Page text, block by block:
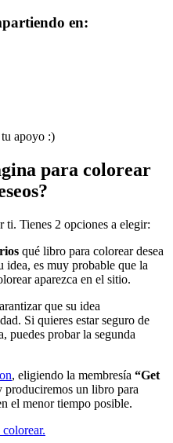
en:
apoyo :)
para colorear
ti. Tienes 2 opciones a elegir:
qué libro para colorear desea
idea, es muy probable que la
aparezca en el sitio.
que su idea
Si quieres estar seguro de
puedes probar la segunda
, eligiendo la membresía “Get
produciremos un libro para
el menor tiempo posible.